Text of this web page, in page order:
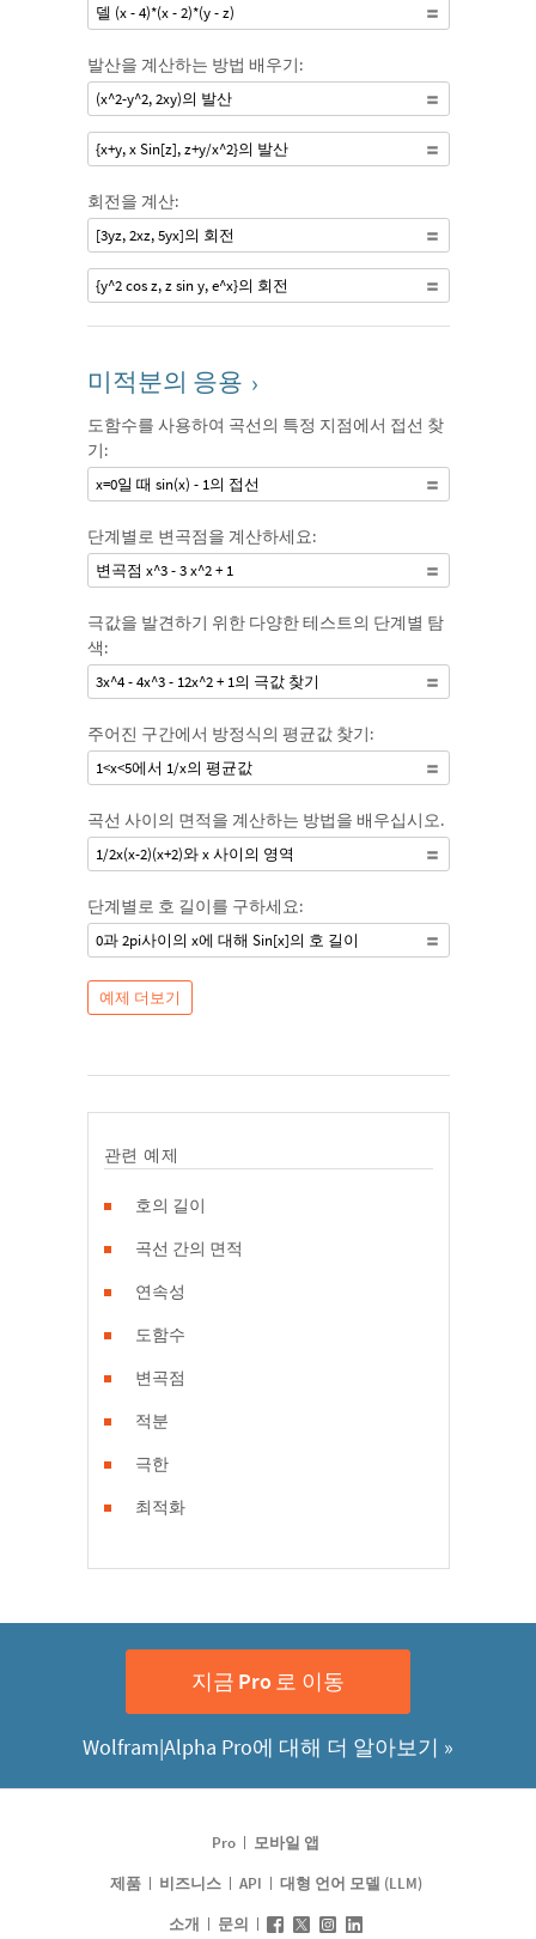
델 (x - 4)*(x - 2)*(y - z)
발산을 계산하는 방법 배우기:
(x^2-y^2, 2xy)의 발산
{x+y, x Sin[z], z+y/x^2}의 발산
회전을 계산:
[3yz, 2xz, 5yx]의 회전
{y^2 cos z, z sin y, e^x}의 회전
미적분의 응용 ›
도함수를 사용하여 곡선의 특정 지점에서 접선 찾
기:
x=0일 때 sin(x) - 1의 접선
단계별로 변곡점을 계산하세요:
변곡점 x^3 - 3 x^2 + 1
극값을 발견하기 위한 다양한 테스트의 단계별 탐
색:
3x^4 - 4x^3 - 12x^2 + 1의 극값 찾기
주어진 구간에서 방정식의 평균값 찾기:
1<x<5에서 1/x의 평균값
곡선 사이의 면적을 계산하는 방법을 배우십시오.
1/2x(x-2)(x+2)와 x 사이의 영역
단계별로 호 길이를 구하세요:
0과 2pi사이의 x에 대해 Sin[x]의 호 길이
예제 더보기
관련 예제
호의 길이
곡선 간의 면적
연속성
도함수
변곡점
적분
극한
최적화
지금 Pro 로 이동
Wolfram|Alpha Pro에 대해 더 알아보기 »
Pro
모바일 앱
제품
비즈니스 API
대형 언어 모델 (LLM)
소개
문의